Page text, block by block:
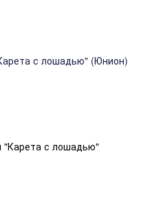
с лошадью" (Юнион)